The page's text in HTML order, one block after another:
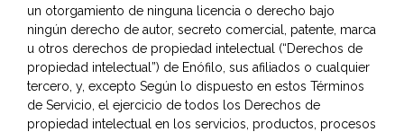
un otorgamiento de ninguna licencia o derecho bajo
ningún derecho de autor, secreto comercial, patente, marca
u otros derechos de propiedad intelectual (“Derechos de
propiedad intelectual”) de Enófilo, sus afiliados o cualquier
tercero, y, excepto Según lo dispuesto en estos Términos
de Servicio, el ejercicio de todos los Derechos de
propiedad intelectual en los servicios, productos, procesos